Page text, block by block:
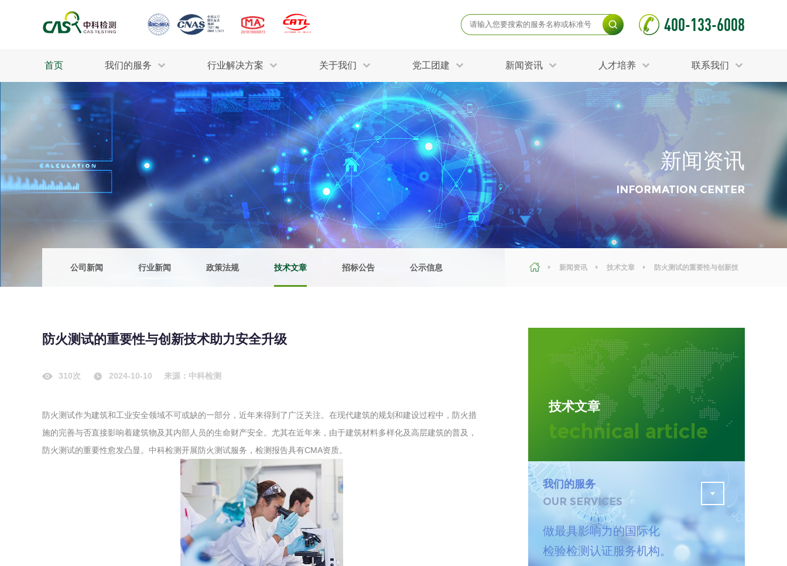
400-133-6008
首页 我们的服务 行业解决方案 关于我们 党工团建 新闻资讯 人才培养 联系我们
生态环保
工业材料
美妆消毒
石油化工
轻工产品
制药医疗
建筑材料
农副产品
专项服务
综合检测
检测服务
污水检测 三废监测 电磁辐射检测 声环境与振动检测
废气检测 二噁英检测 土壤检测
评估调查
耕地质量评价 矿山资源调查 危险废物鉴别 危废鉴定
场地调查 环境风险评估 农用地土壤调查 更多
清洁生产审核 更多
测绘测量
地理信息系统 不动产测绘 轨道交通变形监测
环保工程
VOCs废气治理 固废处理工程
综合利用工程 更多
在线咨询
行业解决方案
INDUSTRY SOLUTIONS
为全球各产业提供一站式
整体技术解决方案。
产品质量鉴定
固废危废鉴定
土壤场地调查
生态环境检测
消毒检测备案
空气净化检测
公共卫生检测
病毒杀灭试验
防护产品检测
成分分析化验
有毒有害检测
运动场地检测
涉水产品检测
放射卫生检测
食品安全检测
洁净度检测
化妆品检测
水资源检测
毒理检测
光伏检测
新闻资讯
INFORMATION CENTER
公司新闻 行业新闻 政策法规 技术文章 招标公告 公示信息 新闻资讯 技术文章 防火测试的重要性与创新技
防火测试的重要性与创新技术助力安全升级
310次 2024-10-10 来源：中科检测
防火测试作为建筑和工业安全领域不可或缺的一部分，近年来得到了广泛关注。在现代建筑的规划和建设过程中，防火措
施的完善与否直接影响着建筑物及其内部人员的生命财产安全。尤其在近年来，由于建筑材料多样化及高层建筑的普及，
防火测试的重要性愈发凸显。中科检测开展防火测试服务，检测报告具有CMA资质。
技术文章
technical article
我们的服务
OUR SERVICES
做最具影响力的国际化
检验检测认证服务机构。